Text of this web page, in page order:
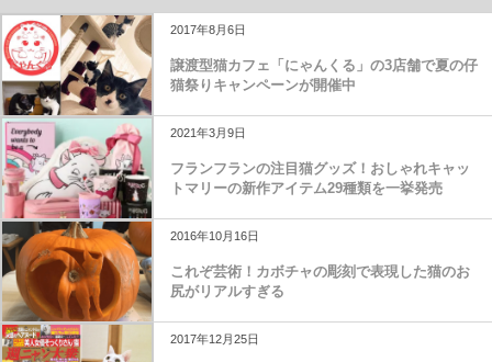
2017年8月6日
譲渡型猫カフェ「にゃんくる」の3店舗で夏の仔
猫祭りキャンペーンが開催中
2021年3月9日
フランフランの注目猫グッズ！おしゃれキャッ
トマリーの新作アイテム29種類を一挙発売
2016年10月16日
これぞ芸術！カボチャの彫刻で表現した猫のお
尻がリアルすぎる
2017年12月25日